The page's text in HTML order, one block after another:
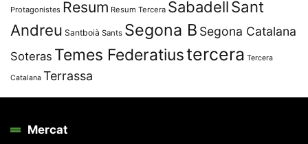
Protagonistes Resum Resum Tercera SabadellSant
Andreu Santboià Sants Segona B Segona Catalana
Soteras Temes Federatiustercera Tercera
Catalana Terrassa
Mercat